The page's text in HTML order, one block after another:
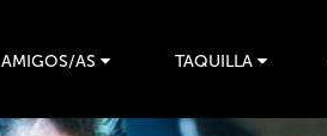
AMIGOS/AS TAQUILLA